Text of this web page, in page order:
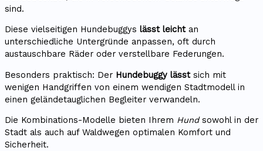
sind.
Diese vielseitigen Hundebuggys lässt leichtan
unterschiedliche Untergründe anpassen, oft durch
austauschbare Räder oder verstellbare Federungen.
Besonders praktisch: Der Hundebuggy lässtsich mit
wenigen Handgriffen von einem wendigen Stadtmodell in
einen geländetauglichen Begleiter verwandeln.
Die Kombinations-Modelle bieten Ihrem Hundsowohl in der
Stadt als auch auf Waldwegen optimalen Komfort und
Sicherheit.